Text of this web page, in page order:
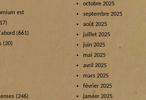
est
(661)
(20)
(246)
octobre 2025
septembre 2025
août 2025
juillet 2025
juin 2025
mai 2025
avril 2025
mars 2025
février 2025
janvier 2025